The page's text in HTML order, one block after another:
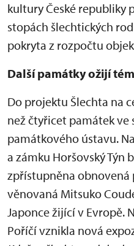
kultury České republiky
stopách šlechtických
pokryta z rozpočtu
Další památky ožijí
Do projektu Šlechta na
než čtyřicet památek ve
památkového ústavu.
a zámku Horšovský Týn
zpřístupněna obnovená
věnovaná Mitsuko
Japonce žijící v Evropě.
Poříčí vznikla nová